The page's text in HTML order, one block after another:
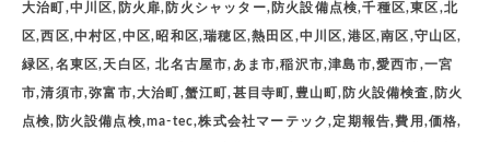
大治町,中川区,防火扉,防火シャッター,防火設備点検,千種区,東区,北
区,西区,中村区,中区,昭和区,瑞穂区,熱田区,中川区,港区,南区,守山区,
緑区,名東区,天白区, 北名古屋市,あま市,稲沢市,津島市,愛西市,一宮
市,清須市,弥富市,大治町,蟹江町,甚目寺町,豊山町,防火設備検査,防火
点検,防火設備点検,ma-tec,株式会社マーテック,定期報告,費用,価格,